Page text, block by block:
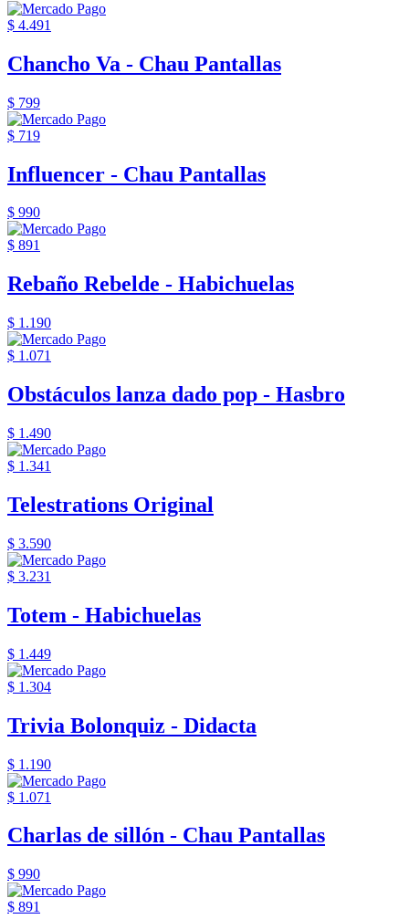
$ 4.491
Chancho Va - Chau Pantallas
$ 799
$ 719
Influencer - Chau Pantallas
$ 990
$ 891
Rebaño Rebelde - Habichuelas
$ 1.190
$ 1.071
Obstáculos lanza dado pop - Hasbro
$ 1.490
$ 1.341
Telestrations Original
$ 3.590
$ 3.231
Totem - Habichuelas
$ 1.449
$ 1.304
Trivia Bolonquiz - Didacta
$ 1.190
$ 1.071
Charlas de sillón - Chau Pantallas
$ 990
$ 891